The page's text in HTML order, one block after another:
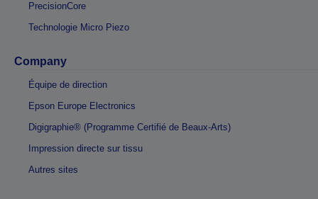
PrecisionCore
Technologie Micro Piezo
Company
Équipe de direction
Epson Europe Electronics
Digigraphie® (Programme Certifié de Beaux-Arts)
Impression directe sur tissu
Autres sites